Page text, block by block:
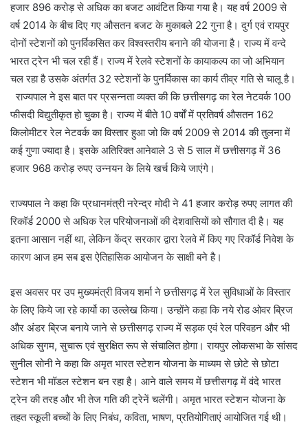
हजार 896 करोड़ से अधिक का बजट आवंटित किया गया है। यह वर्ष 2009 से
वर्ष 2014 के बीच दिए गए औसतन बजट के मुकाबले 22 गुना है। दुर्ग एवं रायपुर
दोनों स्टेशनों को पुनर्विकसित कर विश्वस्तरीय बनाने की योजना है। राज्य में वन्दे
भारत ट्रेन भी चल रही हैं। राज्य में रेलवे स्टेशनों के कायाकल्प का जो अभियान
चल रहा है उसके अंतर्गत 32 स्टेशनों के पुनर्विकास का कार्य तीव्र गति से चालू है।
राज्यपाल ने इस बात पर प्रसन्नता व्यक्त की कि छत्तीसगढ़ का रेल नेटवर्क 100
फीसदी विद्युतीकृत हो चुका है। राज्य में बीते 10 वर्षों में प्रतिवर्ष औसतन 162
किलोमीटर रेल नेटवर्क का विस्तार हुआ जो कि वर्ष 2009 से 2014 की तुलना में
कई गुणा ज्यादा है। इसके अतिरिक्त आनेवाले 3 से 5 साल में छत्तीसगढ़ में 36
हजार 968 करोड़ रुपए उन्नयन के लिये खर्च किये जाएंगे।
राज्यपाल ने कहा कि प्रधानमंत्री नरेन्द्र मोदी ने 41 हजार करोड़ रुपए लागत की
रिकॉर्ड 2000 से अधिक रेल परियोजनाओं की देशवासियों को सौगात दी है। यह
इतना आसान नहीं था, लेकिन केंद्र सरकार द्वारा रेलवे में किए गए रिकॉर्ड निवेश के
कारण आज हम सब इस ऐतिहासिक आयोजन के साक्षी बने है।
इस अवसर पर उप मुख्यमंत्री विजय शर्मा ने छत्तीसगढ़ में रेल सुविधाओं के विस्तार
के लिए किये जा रहे कार्यो का उल्लेख किया। उन्होंने कहा कि नये रोड ओवर ब्रिज
और अंडर ब्रिज बनाये जाने से छत्तीसगढ़ राज्य में सड़क एवं रेल परिवहन और भी
अधिक सुगम, सुचारू एवं सुरक्षित रूप से संचालित होगा। रायपुर लोकसभा के सांसद
सुनील सोनी ने कहा कि अमृत भारत स्टेशन योजना के माध्यम से छोटे से छोटा
स्टेशन भी मॉडल स्टेशन बन रहा है। आने वाले समय में छत्तीसगढ़ में वंदे भारत
ट्रेन की तरह और भी तेज गति की ट्रेनें चलेंगी। अमृत भारत स्टेशन योजना के
तहत स्कूली बच्चों के लिए निबंध, कविता, भाषण, प्रतियोगिताएं आयोजित गई थी।